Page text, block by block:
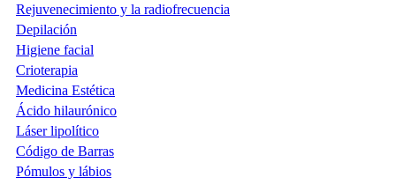
Rejuvenecimiento y la radiofrecuencia
Depilación
Higiene facial
Crioterapia
Medicina Estética
Ácido hilaurónico
Láser lipolítico
Código de Barras
Pómulos y lábios